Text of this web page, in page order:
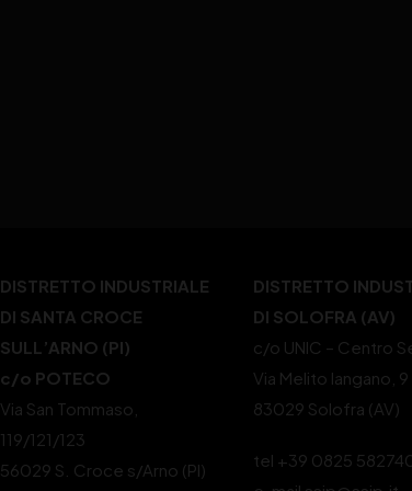
DISTRETTO INDUSTRIALE
DI SANTA CROCE
SULL’ARNO (PI)
c/o POTECO
Via San Tommaso,
119/121/123
56029 S. Croce s/Arno (PI)
DISTRETTO
DI SOLOFRA (AV)
c/o UNIC – Centro
Via Melito Iangano, 9
83029 Solofra (AV)
tel +39 0825